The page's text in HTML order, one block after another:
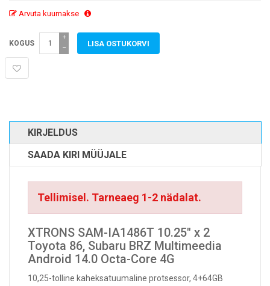
Arvuta kuumakse
KOGUS −
+
KIRJELDUS
SAADA KIRI MÜÜJALE
Tellimisel. Tarneaeg 1-2 nädalat.
XTRONS SAM-IA1486T 10.25" x 2
Toyota 86, Subaru BRZ Multimeedia
Android 14.0 Octa-Core 4G
10,25-tolline kaheksatuumaline protsessor, 4+64GB